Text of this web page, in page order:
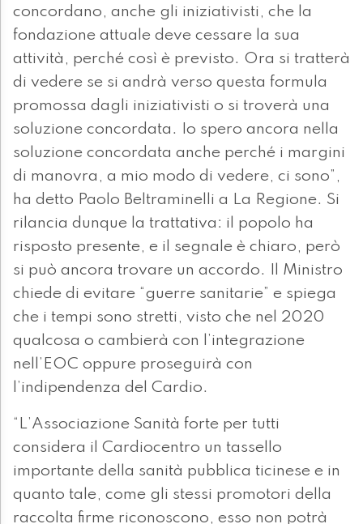
concordano, anche gli iniziativisti, che la
fondazione attuale deve cessare la sua
attività, perché così è previsto. Ora si tratterà
di vedere se si andrà verso questa formula
promossa dagli iniziativisti o si troverà una
soluzione concordata. Io spero ancora nella
soluzione concordata anche perché i margini
di manovra, a mio modo di vedere, ci sono”,
ha detto Paolo Beltraminelli a La Regione. Si
rilancia dunque la trattativa: il popolo ha
risposto presente, e il segnale è chiaro, però
si può ancora trovare un accordo. Il Ministro
chiede di evitare “guerre sanitarie” e spiega
che i tempi sono stretti, visto che nel 2020
qualcosa o cambierà con l’integrazione
nell’EOC oppure proseguirà con
l’indipendenza del Cardio.
“L’Associazione Sanità forte per tutti
considera il Cardiocentro un tassello
importante della sanità pubblica ticinese e in
quanto tale, come gli stessi promotori della
raccolta firme riconoscono, esso non potrà